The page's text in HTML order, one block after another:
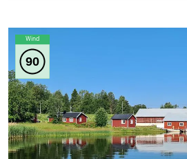
Wind
90